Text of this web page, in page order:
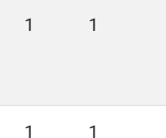
1 1
1 1